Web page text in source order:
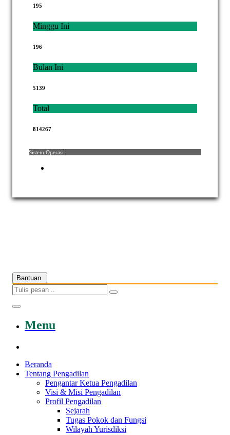
195
Minggu Ini
196
Bulan Ini
5139
Total
814267
Sistem Operasi
Bantuan
Menu
Beranda
Tentang Pengadilan
Pengantar Ketua Pengadilan
Visi & Misi Pengadilan
Profil Pengadilan
Sejarah
Tugas Pokok dan Fungsi
Wilayah Yurisdiksi